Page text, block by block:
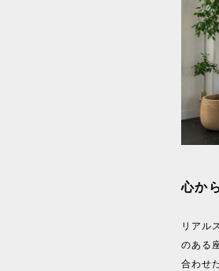
心か
リアル
のある
合わせ